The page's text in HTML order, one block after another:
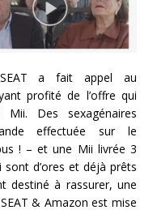
SEAT a fait appel au
profité de l’offre qui
Des sexagénaires
effectuée sur le
! – et une Mii livrée 3
d’ores et déjà prêts
destiné à rassurer, une
& Amazon est mise